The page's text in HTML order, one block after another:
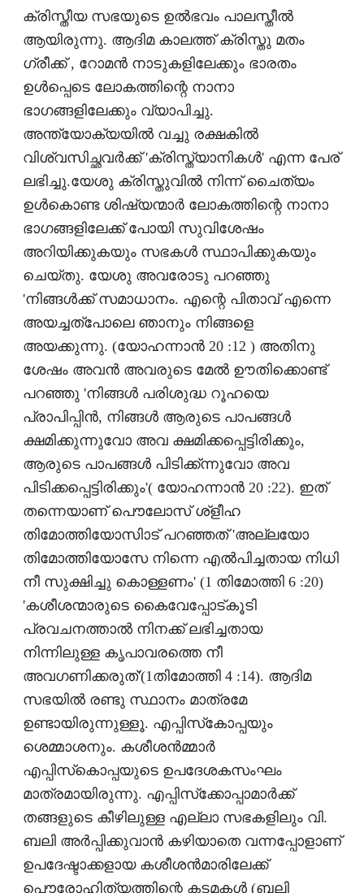
ക്രിസ്തീയ സഭയുടെ ഉല്‍ഭവം പാലസ്തീല്‍
ആയിരുന്നു. ആദിമ കാലത്ത് ക്രിസ്തു മതം
ഗ്രീക്ക് , റോമന്‍ നാടുകളിലേക്കും ഭാരതം
ഉള്‍പ്പെടെ ലോകത്തിന്റെ നാനാ
ഭാഗങ്ങളിലേക്കും വ്യാപിച്ചു.
അന്ത്യോക്യയില്‍ വച്ചു രക്ഷകില്‍
വിശ്വസിച്ഛവര്‍ക്ക് 'ക്രിസ്ത്യാനികള്‍' എന്ന പേര്
ലഭിച്ചു.യേശു ക്രിസ്തുവില്‍ നിന്ന് ചൈത്യം
ഉള്‍കൊണ്ട ശിഷ്യന്മാര്‍ ലോകത്തിന്റെ നാനാ
ഭാഗങ്ങളിലേക്ക് പോയി സുവിശേഷം
അറിയിക്കുകയും സഭകള്‍ സ്ഥാപിക്കുകയും
ചെയ്തു. യേശു അവരോടു പറഞ്ഞു
'നിങ്ങള്‍ക്ക് സമാധാനം. എന്റെ പിതാവ് എന്നെ
അയച്ചത്‌പോലെ ഞാനും നിങ്ങളെ
അയക്കുന്നു. (യോഹന്നാന്‍ 20 :12 ) അതിനു
ശേഷം അവന്‍ അവരുടെ മേല്‍ ഊതിക്കൊണ്ട്
പറഞ്ഞു 'നിങ്ങള്‍ പരിശുദ്ധ റൂഹയെ
പ്രാപിപ്പിന്‍, നിങ്ങള്‍ ആരുടെ പാപങ്ങള്‍
ക്ഷമിക്കുന്നുവോ അവ ക്ഷമിക്കപ്പെട്ടിരിക്കും,
ആരുടെ പാപങ്ങള്‍ പിടിക്ക്ന്നുവോ അവ
പിടിക്കപ്പെട്ടിരിക്കും'( യോഹന്നാന്‍ 20 :22). ഇത്
തന്നെയാണ് പൌലോസ് ശ്‌ളീഹ
തിമോത്തിയോസിാട് പറഞ്ഞത് 'അല്ലയോ
തിമോത്തിയോസേ നിന്നെ എല്‍പിച്ചതായ നിധി
നീ സുക്ഷിച്ചു കൊള്ളണം' (1 തിമോത്തി 6 :20)
'കശീശന്മാരുടെ കൈവേപ്പോട്കൂടി
പ്രവചനത്താല്‍ നിനക്ക് ലഭിച്ചതായ
നിന്നിലുള്ള കൃപാവരത്തെ നീ
അവഗണിക്കരുത്'(1തിമോത്തി 4 :14). ആദിമ
സഭയില്‍ രണ്ടു സ്ഥാനം മാത്രമേ
ഉണ്ടായിരുന്നുള്ളൂ. എപ്പിസ്‌കോപ്പയും
ശെമ്മാശനും. കശീശന്‍മ്മാര്‍
എപ്പിസ്‌കൊപ്പയുടെ ഉപദേശകസംഘം
മാത്രമായിരുന്നു. എപ്പിസ്‌ക്കോപ്പാമാര്‍ക്ക്
തങ്ങളുടെ കീഴിലുള്ള എല്ലാ സഭകളിലും വി.
ബലി അര്‍പ്പിക്കുവാന്‍ കഴിയാതെ വന്നപ്പോളാണ്
ഉപദേഷ്ടാക്കളായ കശീശന്‍മാരിലേക്ക്
പൌരോഹിത്യത്തിന്റെ കടമകള്‍ (ബലി